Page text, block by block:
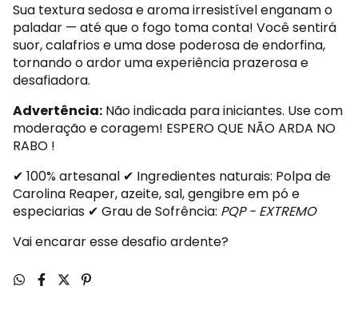
Sua textura sedosa e aroma irresistível enganam o
paladar — até que o fogo toma conta! Você sentirá
suor, calafrios e uma dose poderosa de endorfina,
tornando o ardor uma experiência prazerosa e
desafiadora.
Advertência: Não indicada para iniciantes. Use com
moderação e coragem! ESPERO QUE NÃO ARDA NO
RABO !
✔ 100% artesanal ✔ Ingredientes naturais: Polpa de
Carolina Reaper, azeite, sal, gengibre em pó e
especiarias ✔ Grau de Sofrência: PQP - EXTREMO
Vai encarar esse desafio ardente?